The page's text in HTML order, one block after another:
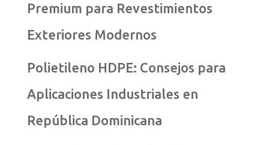
Premium para Revestimientos
Exteriores Modernos
Polietileno HDPE: Consejos para
Aplicaciones Industriales en
República Dominicana